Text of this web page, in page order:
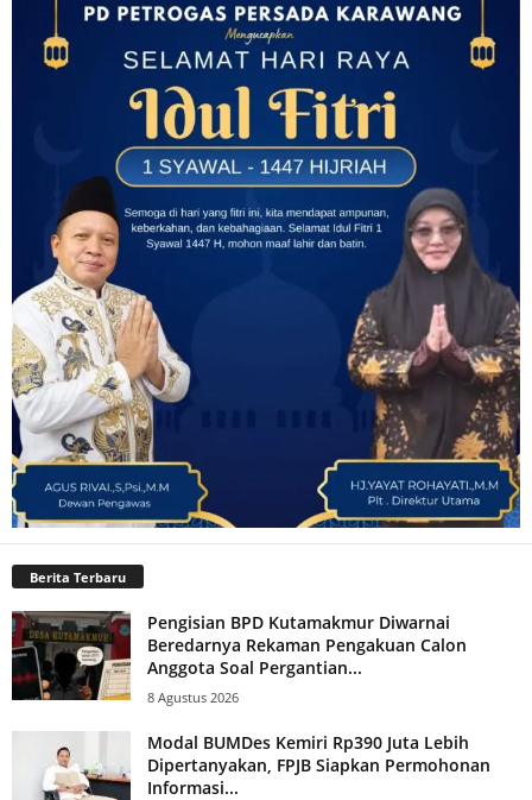
Berita Terbaru
Pengisian BPD Kutamakmur Diwarnai
Beredarnya Rekaman Pengakuan Calon
Anggota Soal Pergantian...
8 Agustus 2026
Modal BUMDes Kemiri Rp390 Juta Lebih
Dipertanyakan, FPJB Siapkan Permohonan
Informasi...